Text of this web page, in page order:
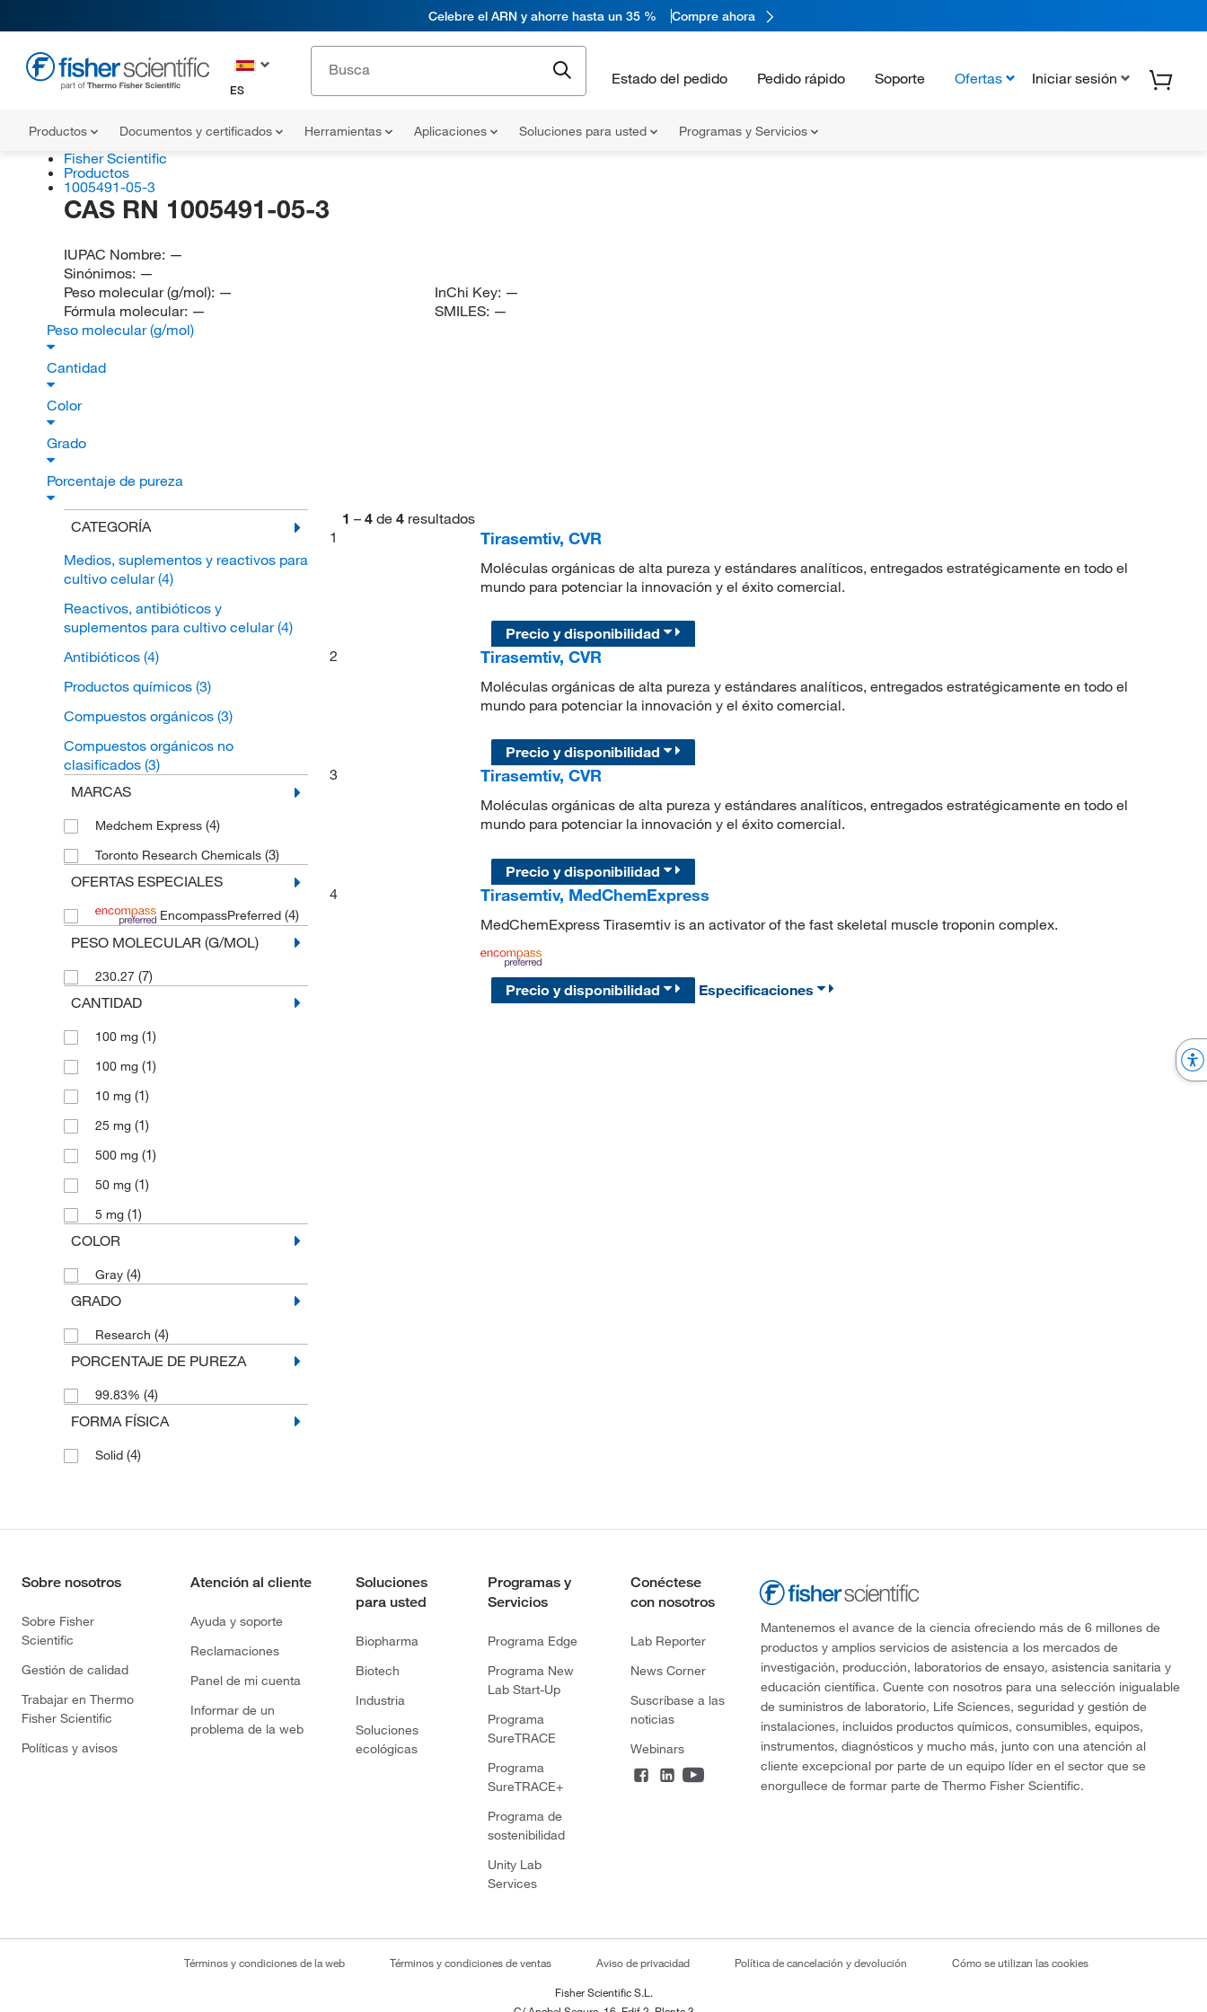
Celebre el ARN y ahorre hasta un 35 % Compre ahora
ES
Estado del pedido Pedido rápido Soporte Ofertas Iniciar sesión
Productos Documentos y certificados Herramientas Aplicaciones Soluciones para usted Programas y Servicios
Fisher Scientific
Productos
1005491-05-3
CAS RN 1005491-05-3
IUPAC Nombre: —
Sinónimos: —
Peso molecular (g/mol): —
Fórmula molecular: —
InChi Key: —
SMILES: —
Peso molecular (g/mol)
Cantidad
Color
Grado
Porcentaje de pureza
CATEGORÍA
Medios, suplementos y reactivos para
cultivo celular(4)
Reactivos, antibióticos y
suplementos para cultivo celular(4)
Antibióticos (4)
Productos químicos (3)
Compuestos orgánicos (3)
Compuestos orgánicos no
clasificados (3)
MARCAS
Medchem Express (4)
Toronto Research Chemicals (3)
OFERTAS ESPECIALES
EncompassPreferred (4)
PESO MOLECULAR (G/MOL)
230.27 (7)
CANTIDAD
100 mg (1)
100 mg (1)
10 mg (1)
25 mg (1)
500 mg (1)
50 mg (1)
5 mg (1)
COLOR
Gray (4)
GRADO
Research (4)
PORCENTAJE DE PUREZA
99.83% (4)
FORMA FÍSICA
Solid (4)
1 – 4 de 4 resultados
1
Tirasemtiv, CVR
Moléculas orgánicas de alta pureza y estándares analíticos, entregados estratégicamente en todo el
mundo para potenciar la innovación y el éxito comercial.
Precio y disponibilidad
2
Tirasemtiv, CVR
Moléculas orgánicas de alta pureza y estándares analíticos, entregados estratégicamente en todo el
mundo para potenciar la innovación y el éxito comercial.
Precio y disponibilidad
3
Tirasemtiv, CVR
Moléculas orgánicas de alta pureza y estándares analíticos, entregados estratégicamente en todo el
mundo para potenciar la innovación y el éxito comercial.
Precio y disponibilidad
4
Tirasemtiv, MedChemExpress
MedChemExpress Tirasemtiv is an activator of the fast skeletal muscle troponin complex.
Precio y disponibilidad Especificaciones
Sobre nosotros
Sobre Fisher
Scientific
Gestión de calidad
Trabajar en Thermo
Fisher Scientific
Políticas y avisos
Atención al cliente
Ayuda y soporte
Reclamaciones
Panel de mi cuenta
Informar de un
problema de la web
Soluciones
para usted
Biopharma
Biotech
Industria
Soluciones
ecológicas
Programas y
Servicios
Programa Edge
Programa New
Lab Start-Up
Programa
SureTRACE
Programa
SureTRACE+
Programa de
sostenibilidad
Unity Lab
Services
Conéctese
con nosotros
Lab Reporter
News Corner
Suscríbase a las
noticias
Webinars
Mantenemos el avance de la ciencia ofreciendo más de 6 millones de
productos y amplios servicios de asistencia a los mercados de
investigación, producción, laboratorios de ensayo, asistencia sanitaria y
educación científica. Cuente con nosotros para una selección inigualable
de suministros de laboratorio, Life Sciences, seguridad y gestión de
instalaciones, incluidos productos químicos, consumibles, equipos,
instrumentos, diagnósticos y mucho más, junto con una atención al
cliente excepcional por parte de un equipo líder en el sector que se
enorgullece de formar parte de Thermo Fisher Scientific.
Términos y condiciones de la web Términos y condiciones de ventas Aviso de privacidad Política de cancelación y devolución Cómo se utilizan las cookies
Fisher Scientific S.L.